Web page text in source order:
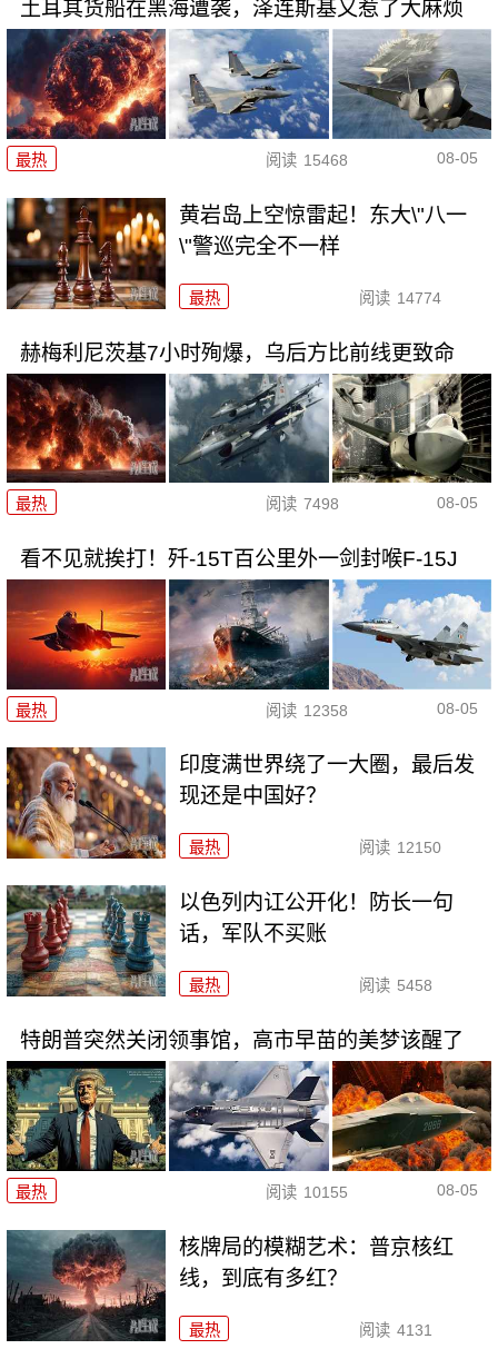
土耳其货船在黑海遭袭，泽连斯基又惹了大麻烦
最热 阅读 15468 08-05
黄岩岛上空惊雷起！东大\"八一
\"警巡完全不一样
最热 阅读 14774
赫梅利尼茨基7小时殉爆，乌后方比前线更致命
最热 阅读 7498 08-05
看不见就挨打！歼-15T百公里外一剑封喉F-15J
最热 阅读 12358 08-05
印度满世界绕了一大圈，最后发
现还是中国好？
最热 阅读 12150
以色列内讧公开化！防长一句
话，军队不买账
最热 阅读 5458
特朗普突然关闭领事馆，高市早苗的美梦该醒了
最热 阅读 10155 08-05
核牌局的模糊艺术：普京核红
线，到底有多红？
最热 阅读 4131